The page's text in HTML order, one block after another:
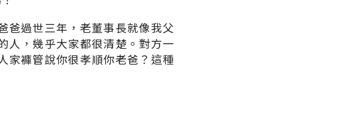
爸過世三年，老董事長就像我父
人，幾乎大家都很清楚。對方一
家褲管說你很孝順你老爸？這種